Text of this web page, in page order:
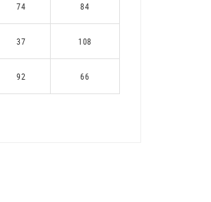
74 84
37 108
92 66